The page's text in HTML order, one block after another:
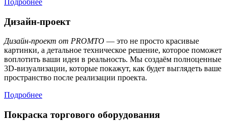
Подробнее
Дизайн-проект
Дизайн-проект от PROMTO — это не просто красивые
картинки, а детальное техническое решение, которое поможет
воплотить ваши идеи в реальность. Мы создаём полноценные
3D-визуализации, которые покажут, как будет выглядеть ваше
пространство после реализации проекта.
Подробнее
Покраска торгового оборудования